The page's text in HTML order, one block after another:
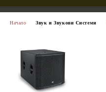
Начало Звук и Звукови Системи